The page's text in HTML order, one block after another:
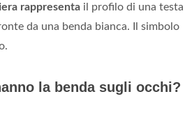
rappresenta il profilo di una testa
da una benda bianca. Il simbolo
la benda sugli occhi?